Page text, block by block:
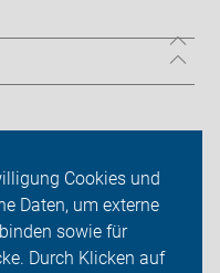
Cookies und
Daten, um externe
sowie für
Durch Klicken auf